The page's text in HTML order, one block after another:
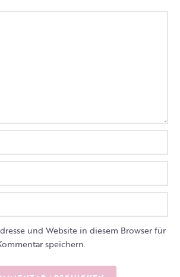
und Website in diesem Browser für
speichern.